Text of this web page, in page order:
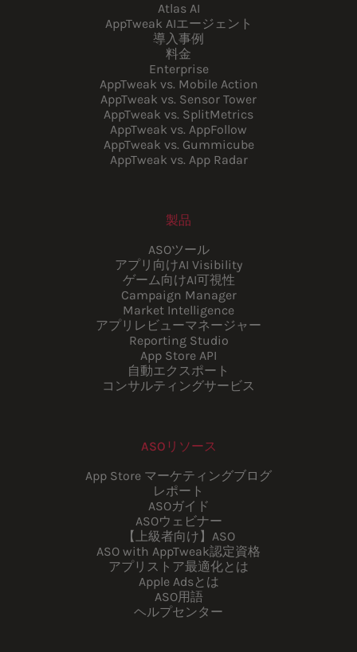
Atlas AI
AppTweak AIエージェント
導入事例
料金
Enterprise
AppTweak vs. Mobile Action
AppTweak vs. Sensor Tower
AppTweak vs. SplitMetrics
AppTweak vs. AppFollow
AppTweak vs. Gummicube
AppTweak vs. App Radar
製品
ASOツール
アプリ向けAI Visibility
ゲーム向けAI可視性
Campaign Manager
Market Intelligence
アプリレビューマネージャー
Reporting Studio
App Store API
自動エクスポート
コンサルティングサービス
ASOリソース
App Store マーケティングブログ
レポート
ASOガイド
ASOウェビナー
【上級者向け】ASO
ASO with AppTweak認定資格
アプリストア最適化とは
Apple Adsとは
ASO用語
ヘルプセンター